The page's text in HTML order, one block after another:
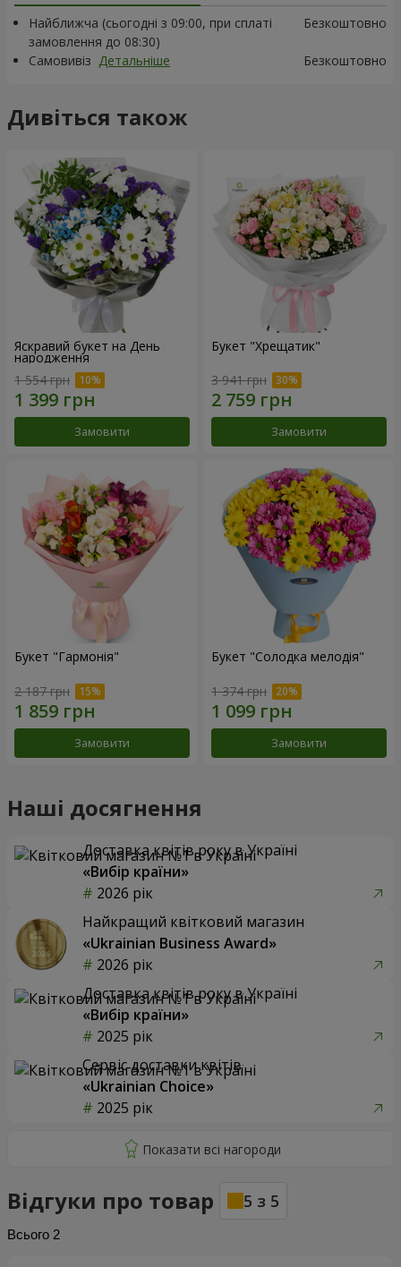
Найближча (сьогодні з 09:00, при сплаті
замовлення до 08:30)
Безкоштовно
Самовивіз Детальніше Безкоштовно
Дивіться також
Яскравий букет на День
народження
1 554 грн
Замовити
Букет "Хрещатик"
3 941 грн
Замовити
Букет "Гармонія"
2 187 грн
Замовити
Букет "Солодка мелодія"
1 374 грн
Замовити
Наші досягнення
Доставка квітів року в Україні
«Вибір країни»
2026 рік
Найкращий квітковий магазин
«Ukrainian Business Award»
2026 рік
Доставка квітів року в Україні
«Вибір країни»
2025 рік
Сервіс доставки квітів
«Ukrainian Choice»
2025 рік
Відгуки про товар 5 з 5
Всього 2